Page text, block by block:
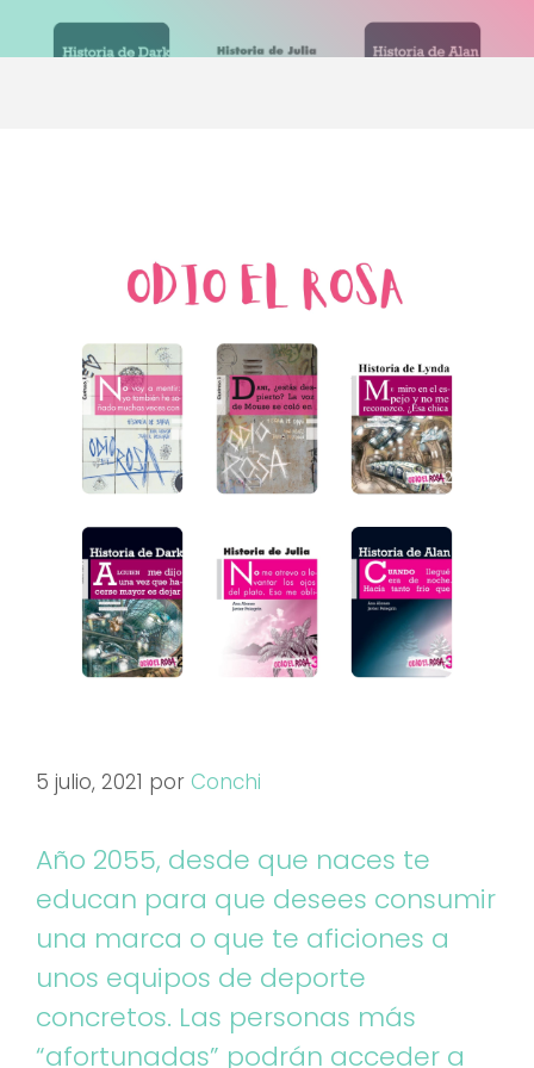
5 julio, 2021 por Conchi
Año 2055, desde que naces te
educan para que desees consumir
una marca o que te aficiones a
unos equipos de deporte
concretos. Las personas más
“afortunadas” podrán acceder a